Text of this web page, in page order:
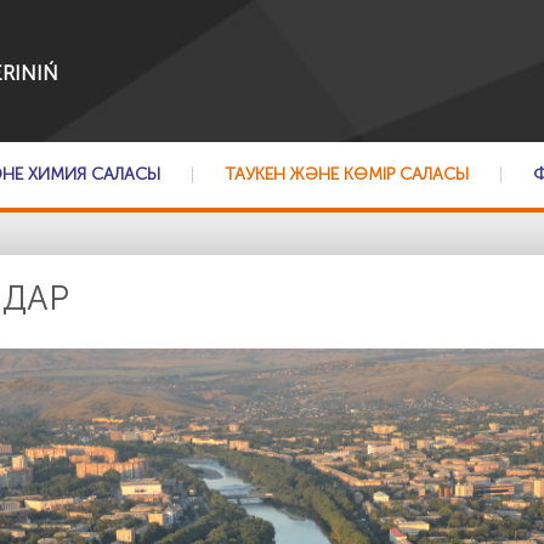
ХИМИЯ САЛАСЫ ТАУКЕН ЖӘНЕ КӨМІР САЛАСЫ